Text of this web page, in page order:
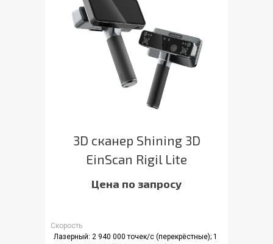
3D сканер Shining 3D
EinScan Rigil Lite
Цена по запросу
Скорость
Лазерный: 2 940 000 точек/с (перекрёстные); 1